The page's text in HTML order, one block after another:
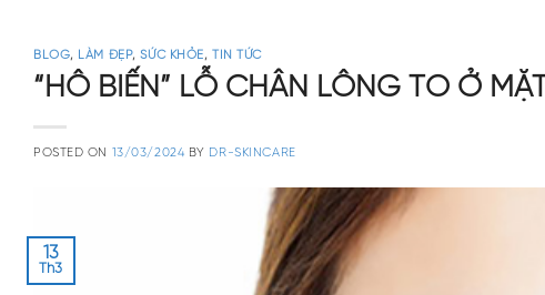
BLOG, LÀM ĐẸP,SỨC KHỎE,TIN TỨC
“HÔ BIẾN” LỖ CHÂN LÔNG TO Ở
POSTED ON 13/03/2024 BY DR-SKINCARE
13
Th3